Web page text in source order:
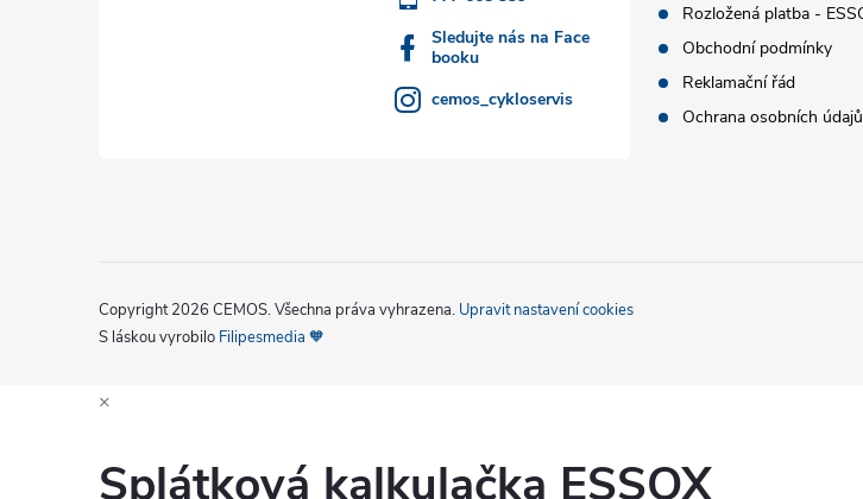
Sledujte nás na Face
booku
cemos_cykloservis
Rozložená platba -
Obchodní podmínky
Reklamační řád
Ochrana osobních údajů
Copyright 2026 CEMOS. Všechna práva vyhrazena. Upravit nastavení cookies
S láskou vyrobilo Filipesmedia 🧡
×
Splátková kalkulačka ESSOX